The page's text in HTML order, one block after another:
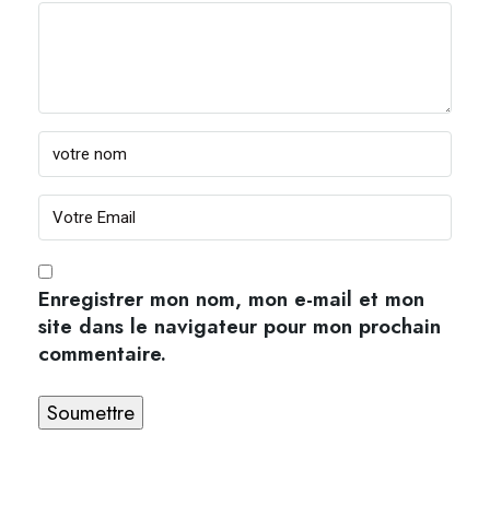
Enregistrer mon nom, mon e-mail et mon
site dans le navigateur pour mon prochain
commentaire.